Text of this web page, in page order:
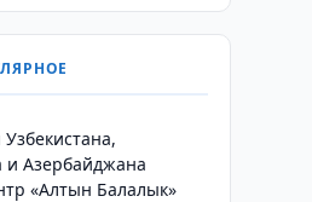
и Азербайджана
«Алтын Балалык»